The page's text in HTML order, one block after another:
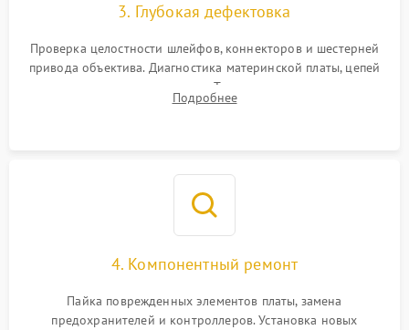
3. Глубокая дефектовка
Проверка целостности шлейфов, коннекторов и шестерней
привода объектива. Диагностика материнской платы, цепей
питания и картоприемника. Тестирование механизма
затвора и блока внутрикамерной стабилизации.
Подробнее
4. Компонентный ремонт
Пайка поврежденных элементов платы, замена
предохранителей и контроллеров. Установка новых